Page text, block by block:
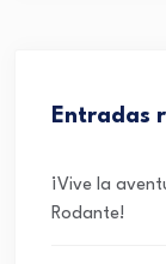
Entradas
¡Vive la
Rodante!